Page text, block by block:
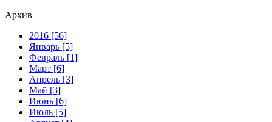
Архив
2016 [56]
Январь [5]
Февраль [1]
Март [6]
Апрель [3]
Май [3]
Июнь [6]
Июль [5]